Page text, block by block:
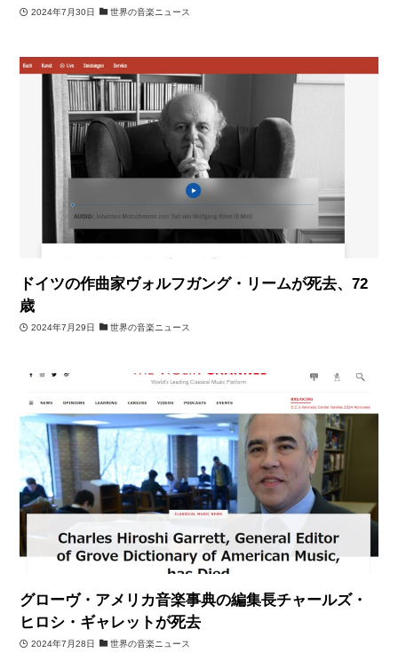
2024年7月30日 世界の音楽ニュース
ドイツの作曲家ヴォルフガング・リームが死去、72
歳
2024年7月29日 世界の音楽ニュース
グローヴ・アメリカ音楽事典の編集長チャールズ・
ヒロシ・ギャレットが死去
2024年7月28日 世界の音楽ニュース